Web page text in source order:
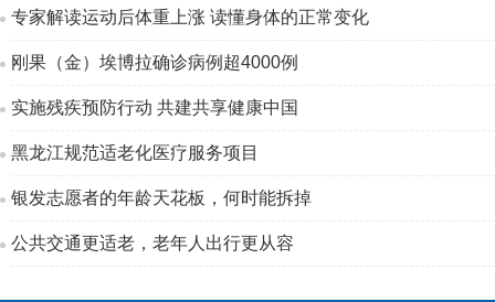
专家解读运动后体重上涨 读懂身体的正常变化
刚果（金）埃博拉确诊病例超4000例
实施残疾预防行动 共建共享健康中国
黑龙江规范适老化医疗服务项目
银发志愿者的年龄天花板，何时能拆掉
公共交通更适老，老年人出行更从容